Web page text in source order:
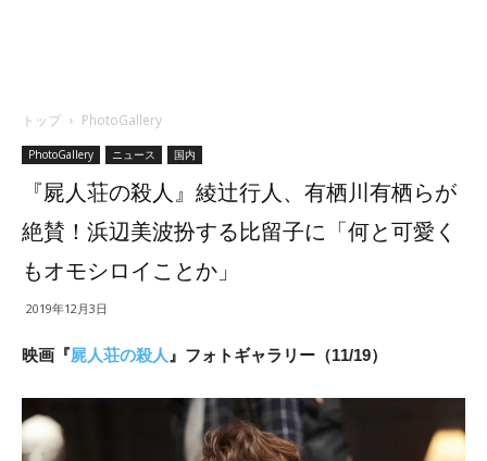
トップ PhotoGallery
PhotoGallery ニュース 国内
『屍人荘の殺人』綾辻行人、有栖川有栖らが
絶賛！浜辺美波扮する比留子に「何と可愛く
もオモシロイことか」
2019年12月3日
映画『屍人荘の殺人 』フォトギャラリー（11/19）